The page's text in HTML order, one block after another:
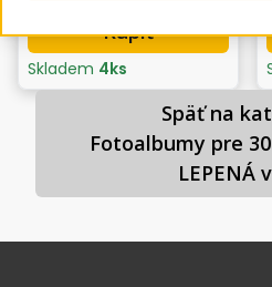
Kúpiť
Skladem 4ks
Späť na
Fotoalbumy pre
LEPENÁ